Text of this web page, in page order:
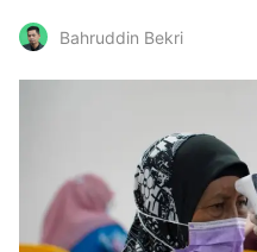
Bahruddin Bekri